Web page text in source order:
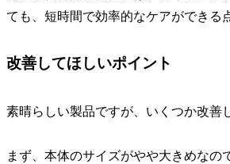
ても、短時間で効率的なケアができる
改善してほしいポイント
素晴らしい製品ですが、いくつか改善
まず、本体のサイズがやや大きめな